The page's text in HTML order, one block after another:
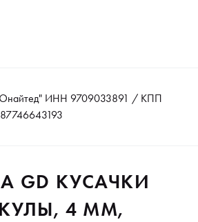
ИНН 9709033891 / КПП
GD КУСАЧКИ
4 ММ,